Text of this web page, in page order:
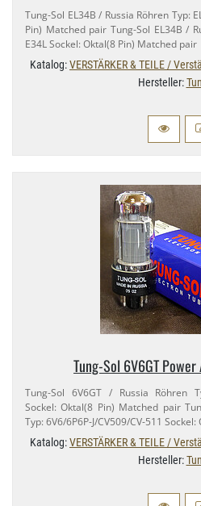
Tung-​Sol EL34B / Russia Röhren Typ:
Pin) Matched pair Tung-​Sol EL34B /
E34L Sockel: Oktal(8 Pin) Matched pair
Katalog:VERSTÄRKER & TEILE /
Hersteller:
Tung-​Sol 6V6GT
Tung-​Sol 6V6GT / Russia Röhren
Sockel: Oktal(8 Pin) Matched pair
Typ: 6V6/​6P6P-​J/CV509/​CV-​511
Katalog:VERSTÄRKER & TEILE /
Hersteller: